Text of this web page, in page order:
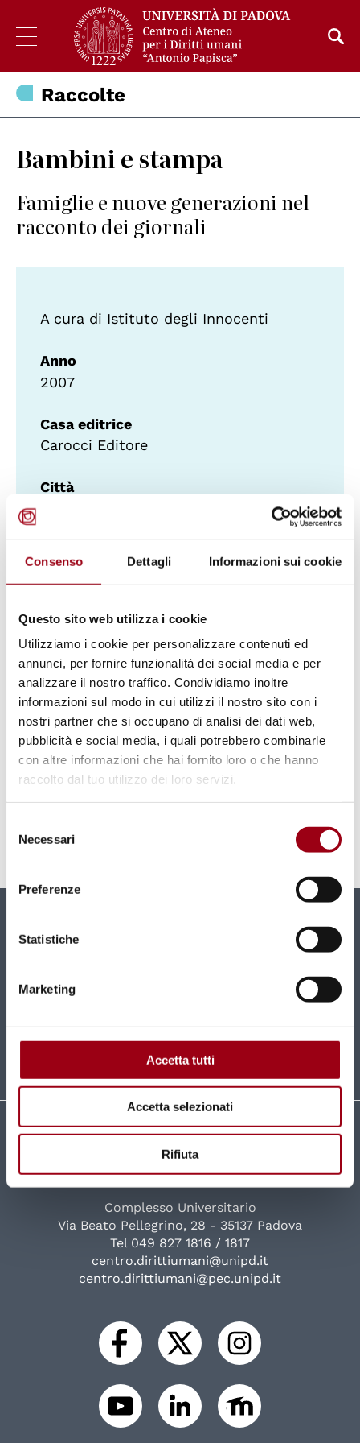
Consenso Dettagli Informazioni sui cookie
Questo sito web utilizza i cookie
Utilizziamo i cookie per personalizzare contenuti ed
annunci, per fornire funzionalità dei social media e per
analizzare il nostro traffico. Condividiamo inoltre
informazioni sul modo in cui utilizzi il nostro sito con i
nostri partner che si occupano di analisi dei dati web,
pubblicità e social media, i quali potrebbero combinarle
con altre informazioni che hai fornito loro o che hanno
raccolto dal tuo utilizzo dei loro servizi.
delNecessari
Preferenze
Statistiche
Marketing
Accetta tutti
Accetta selezionati
Rifiuta
Raccolte
Bambini e stampa
Famiglie e nuove generazioni nel
racconto dei giornali
A cura di Istituto degli Innocenti
Anno
2007
Casa editrice
Carocci Editore
Città
Collocazione
290
Lingua
IT
ISBN
978-88-7466-521-1
ISCRIVITI
Università degli Studi di Padova
Centro di Ateneo per i Diritti Umani "Antonio
Papisca"
Complesso Universitario
Via Beato Pellegrino, 28 - 35137 Padova
Tel 049 827 1816 / 1817
centro.dirittiumani@unipd.it
centro.dirittiumani@pec.unipd.it